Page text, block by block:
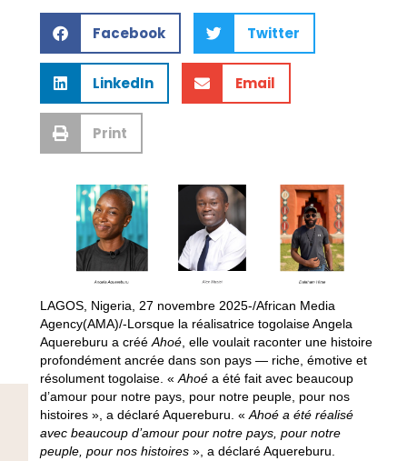
Facebook Twitter
LinkedIn Email
Print
LAGOS, Nigeria, 27 novembre 2025-/African Media
Agency(AMA)/-Lorsque la réalisatrice togolaise Angela
Aquereburu a créé Ahoé, elle voulait raconter une histoire
profondément ancrée dans son pays — riche, émotive et
résolument togolaise. « Ahoéa été fait avec beaucoup
d’amour pour notre pays, pour notre peuple, pour nos
histoires », a déclaré Aquereburu. « Ahoé a été réalisé
avec beaucoup d’amour pour notre pays, pour notre
peuple, pour nos histoires», a déclaré Aquereburu.